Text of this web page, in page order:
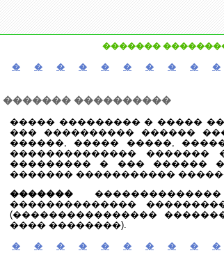
�������
� � � � � � � � � �
������� ����������
����� ��������� � �����
��� ���������� ������
������, ����� �����,
�������������� �������
��������� � ��� ������
������� �����������
�������
��������������
(����������������
���� ��������).
� � � � � � � � � �